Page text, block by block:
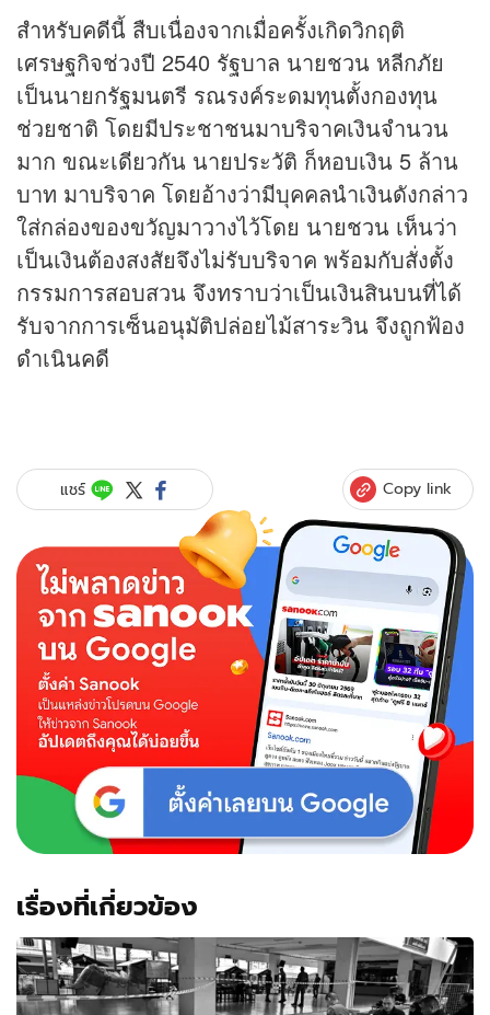
สำหรับคดีนี้ สืบเนื่องจากเมื่อครั้งเกิดวิกฤติ
เศรษฐกิจช่วงปี 2540 รัฐบาล นายชวน หลีกภัย
เป็นนายกรัฐมนตรี รณรงค์ระดมทุนตั้งกองทุน
ช่วยชาติ โดยมีประชาชนมาบริจาคเงินจำนวน
มาก ขณะเดียวกัน นายประวัติ ก็หอบเงิน 5 ล้าน
บาท มาบริจาค โดยอ้างว่ามีบุคคลนำเงินดังกล่าว
ใส่กล่องของขวัญมาวางไว้โดย นายชวน เห็นว่า
เป็นเงินต้องสงสัยจึงไม่รับบริจาค พร้อมกับสั่งตั้ง
กรรมการสอบสวน จึงทราบว่าเป็นเงินสินบนที่ได้
รับจากการเซ็นอนุมัติปล่อยไม้สาระวิน จึงถูกฟ้อง
ดำเนินคดี
แชร์ Copy link
เรื่องที่เกี่ยวข้อง